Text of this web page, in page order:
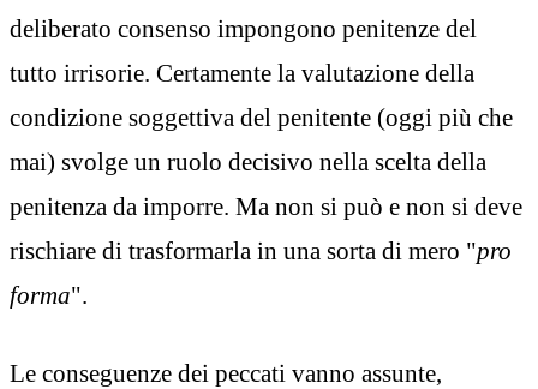
deliberato consenso impongono penitenze del
tutto irrisorie. Certamente la valutazione della
condizione soggettiva del penitente (oggi più che
mai) svolge un ruolo decisivo nella scelta della
penitenza da imporre. Ma non si può e non si deve
rischiare di trasformarla in una sorta di mero "pro
forma".
Le conseguenze dei peccati vanno assunte,